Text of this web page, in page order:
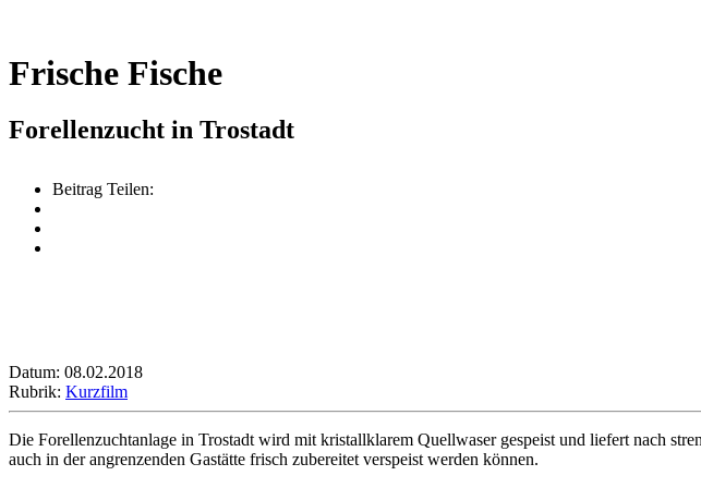
Frische Fische
Forellenzucht in Trostadt
Beitrag Teilen:
Datum: 08.02.2018
Rubrik: Kurzfilm
Die Forellenzuchtanlage in Trostadt wird mit kristallklarem Quellwaser gespeist und liefert nach
auch in der angrenzenden Gastätte frisch zubereitet verspeist werden können.